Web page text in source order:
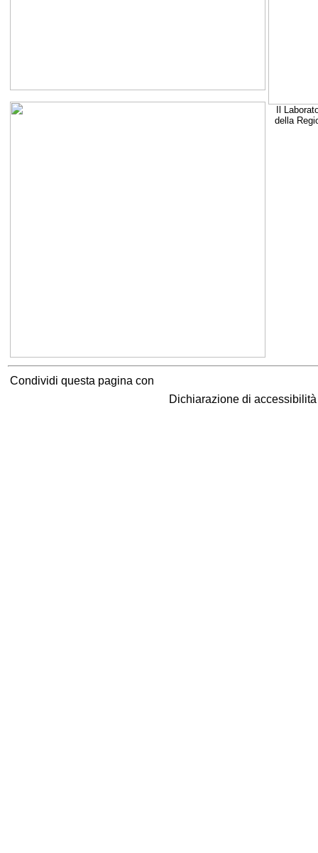
Il
della
Condividi questa pagina con
Dichiarazione di